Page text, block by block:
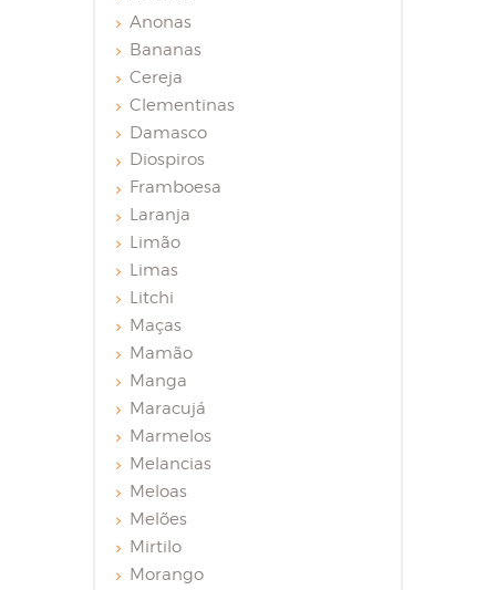
Anonas
Bananas
Cereja
Clementinas
Damasco
Diospiros
Framboesa
Laranja
Limão
Limas
Litchi
Maças
Mamão
Manga
Maracujá
Marmelos
Melancias
Meloas
Melões
Mirtilo
Morango